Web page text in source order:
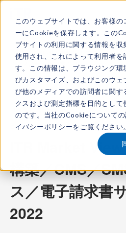
このウェブサイトでは、お客様の
ーにCookieを保存します。この
ブサイトの利用に関する情報を収
使用され、これによって利用者を
す。この情報は、ブラウジング環
びカスタマイズ、およびこのウェ
び他のメディアでの訪問者に関す
クスおよび測定指標を目的として
のです。当社のCookieについての
イバシーポリシーをご覧ください。
TOP
レポート・ライブラリ
ITR Market View：ECサイト構築／
子請求書サービス市場2022
ITR Market View
コンテンツ番号：M-22001900発刊日：2022
ITR Market
構築／CMS／
ス／電子請求書
2022